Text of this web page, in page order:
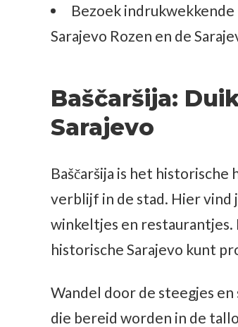
Bezoek
Sarajevo Rozen en de
Baščaršija:
Sarajevo
Baščaršija is het
verblijf in de stad. Hier vind
winkeltjes en restaurantjes.
historische Sarajevo kunt
Wandel door de steegjes
die bereid worden in de